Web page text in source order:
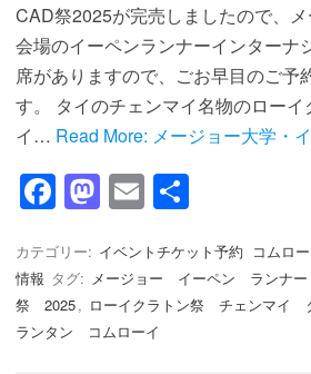
CAD祭2025が完売しましたので、
会場のイーペンランナーインターナ
席がありますので、ごお早目のご予
す。 タイのチェンマイ名物のロー
イ… Read More: メージョー大学・
F
c
e
b
M
st
o
d
E
ail
カテゴリー: イベントチケット予約 コムロ
情報 タグ: メージョー イーペン ランナ
祭 2025, ローイクラトン祭 チェンマ
ランタン コムローイ